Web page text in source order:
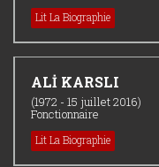
Lit La Biographie
ALİ KARSLI
(1972 - 15 juillet 2016)
Fonctionnaire
Lit La Biographie